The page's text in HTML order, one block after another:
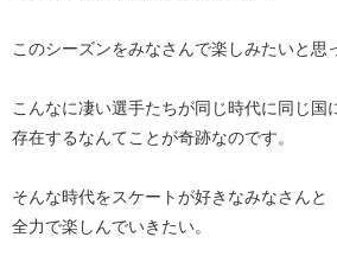
このシーズンをみなさんで楽しみたいと思
こんなに凄い選手たちが同じ時代に同じ国
存在するなんてことが奇跡なのです。
そんな時代をスケートが好きなみなさんと
全力で楽しんでいきたい。